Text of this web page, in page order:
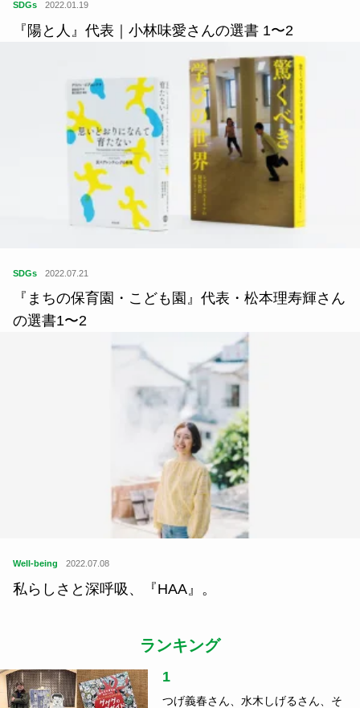
SDGs 2022.01.19
『陽と人』代表｜小林味愛さんの選書 1〜2
SDGs 2022.07.21
『まちの保育園・こども園』代表・松本理寿輝さん
の選書1〜2
Well-being 2022.07.08
私らしさと深呼吸、『HAA』。
ランキング
1
つげ義春さん、水木しげるさん、そ